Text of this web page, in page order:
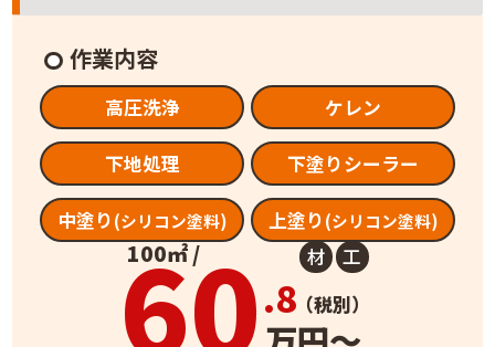
作業内容
高圧洗浄 ケレン
下地処理 下塗りシーラー
中塗り(シリコン塗料) 上塗り(シリコン塗料)
100㎡ /
60.8（税別）
材 工